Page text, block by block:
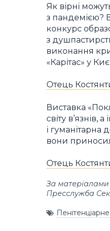
Як вірні
з пандемією?
конкурс
з
виконання
«Карітас» у
Отець
Виставка
світу в’язнів,
і
вони
Отець
За матеріалами
Пресслужба